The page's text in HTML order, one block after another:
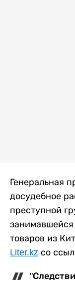
Генеральная
досудебное
преступной
товаров из
Liter.kz со